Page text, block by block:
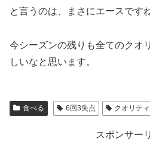
と言うのは、まさにエースですね
今シーズンの残りも全てのクオ
しいなと思います。
食べる 6回3失点 クオリテ
スポンサー